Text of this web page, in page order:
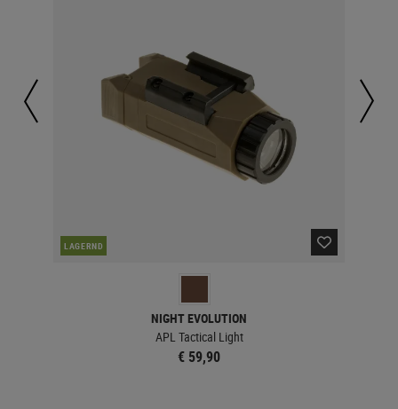
LAGERND
NIGHT EVOLUTION
APL Tactical Light
€ 59,90